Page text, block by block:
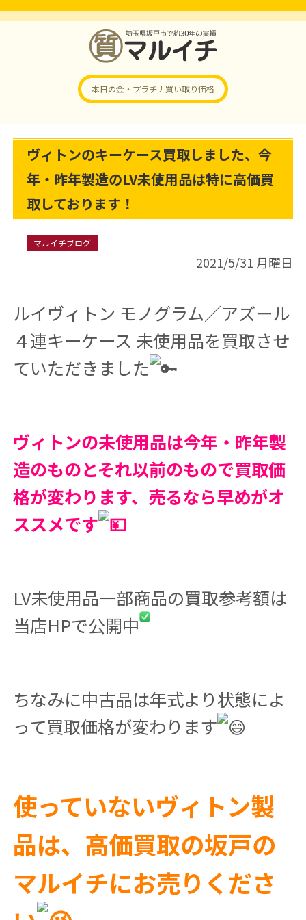
本日の金・プラチナ買い取り価格
ヴィトンのキーケース買取しました、今
年・昨年製造のLV未使用品は特に高価買
取しております！
マルイチブログ
2021/5/31 月曜日
ルイヴィトン モノグラム／アズール
４連キーケース 未使用品を買取させ
ていただきました
ヴィトンの未使用品は今年・昨年製
造のものとそれ以前のもので買取価
格が変わります、売るなら早めがオ
ススメです
LV未使用品一部商品の買取参考額は
当店HPで公開中
ちなみに中古品は年式より状態によ
って買取価格が変わります
使っていないヴィトン製
品は、高価買取の坂戸の
マルイチにお売りくださ